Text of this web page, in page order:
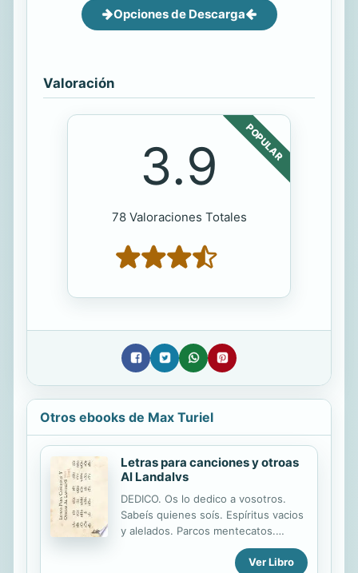
Opciones de Descarga
Valoración
POPULAR
3.9
78 Valoraciones Totales
Otros ebooks de Max Turiel
Letras para canciones y otroas
Al Landalvs
DEDICO. Os lo dedico a vosotros.
Sabeís quienes soís. Espíritus vacios
y alelados. Parcos mentecatos.
Creadores de suplicios En las almas
puras de los corazones ideales. A
Ver Libro